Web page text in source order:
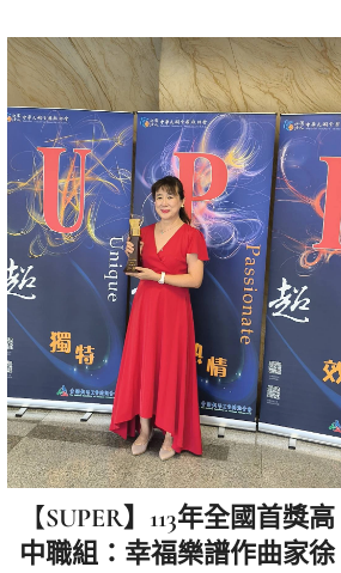
立委商談，更到教育部遞送陳情書，成功
恢復了「臺閩地區教師介聘辦法」中的一
項關鍵但書。
【SUPER】113年全國首獎高
中職組：幸福樂譜作曲家徐